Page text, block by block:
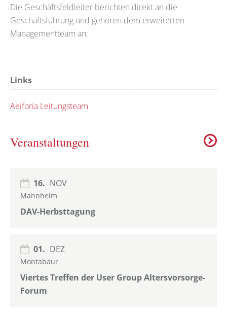
Die Geschäftsfeldleiter berichten direkt an die
Geschäftsführung und gehören dem erweiterten
Managementteam an.
Links
Aeiforia Leitungsteam
Veranstaltungen
16. NOV
Mannheim
DAV-Herbsttagung
01. DEZ
Montabaur
Viertes Treffen der User Group Altersvorsorge-
Forum